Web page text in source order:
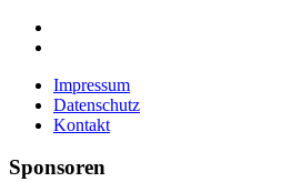
Impressum
Datenschutz
Kontakt
Sponsoren